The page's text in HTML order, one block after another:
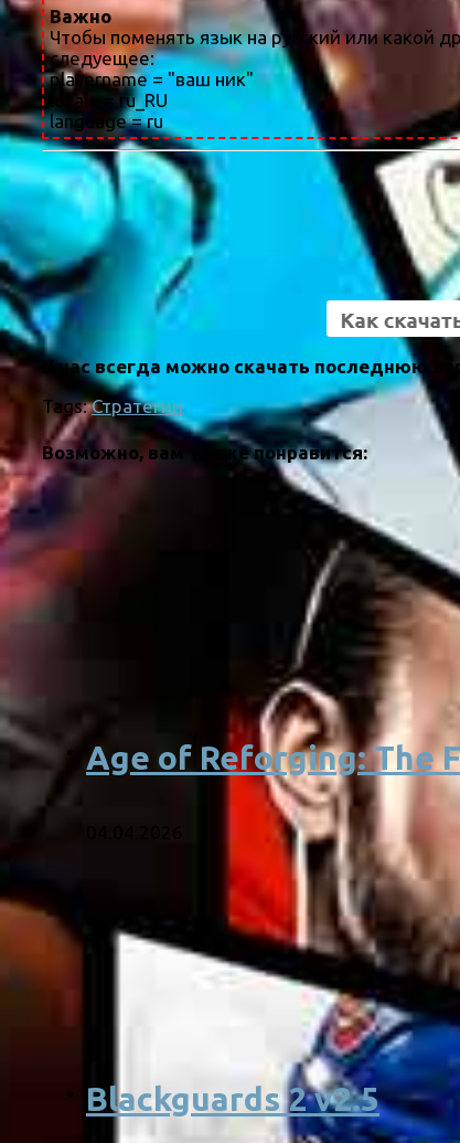
Важно
Чтобы поменять язык на русский или какой
следуещее:
playername = "ваш ник"
locale = ru_RU
language = ru
У нас всегда можно скачать последнюю
Tags: Стратегии
Возможно, вам также понравится:
Age of Reforging: The
Blackguards 2 v2.5